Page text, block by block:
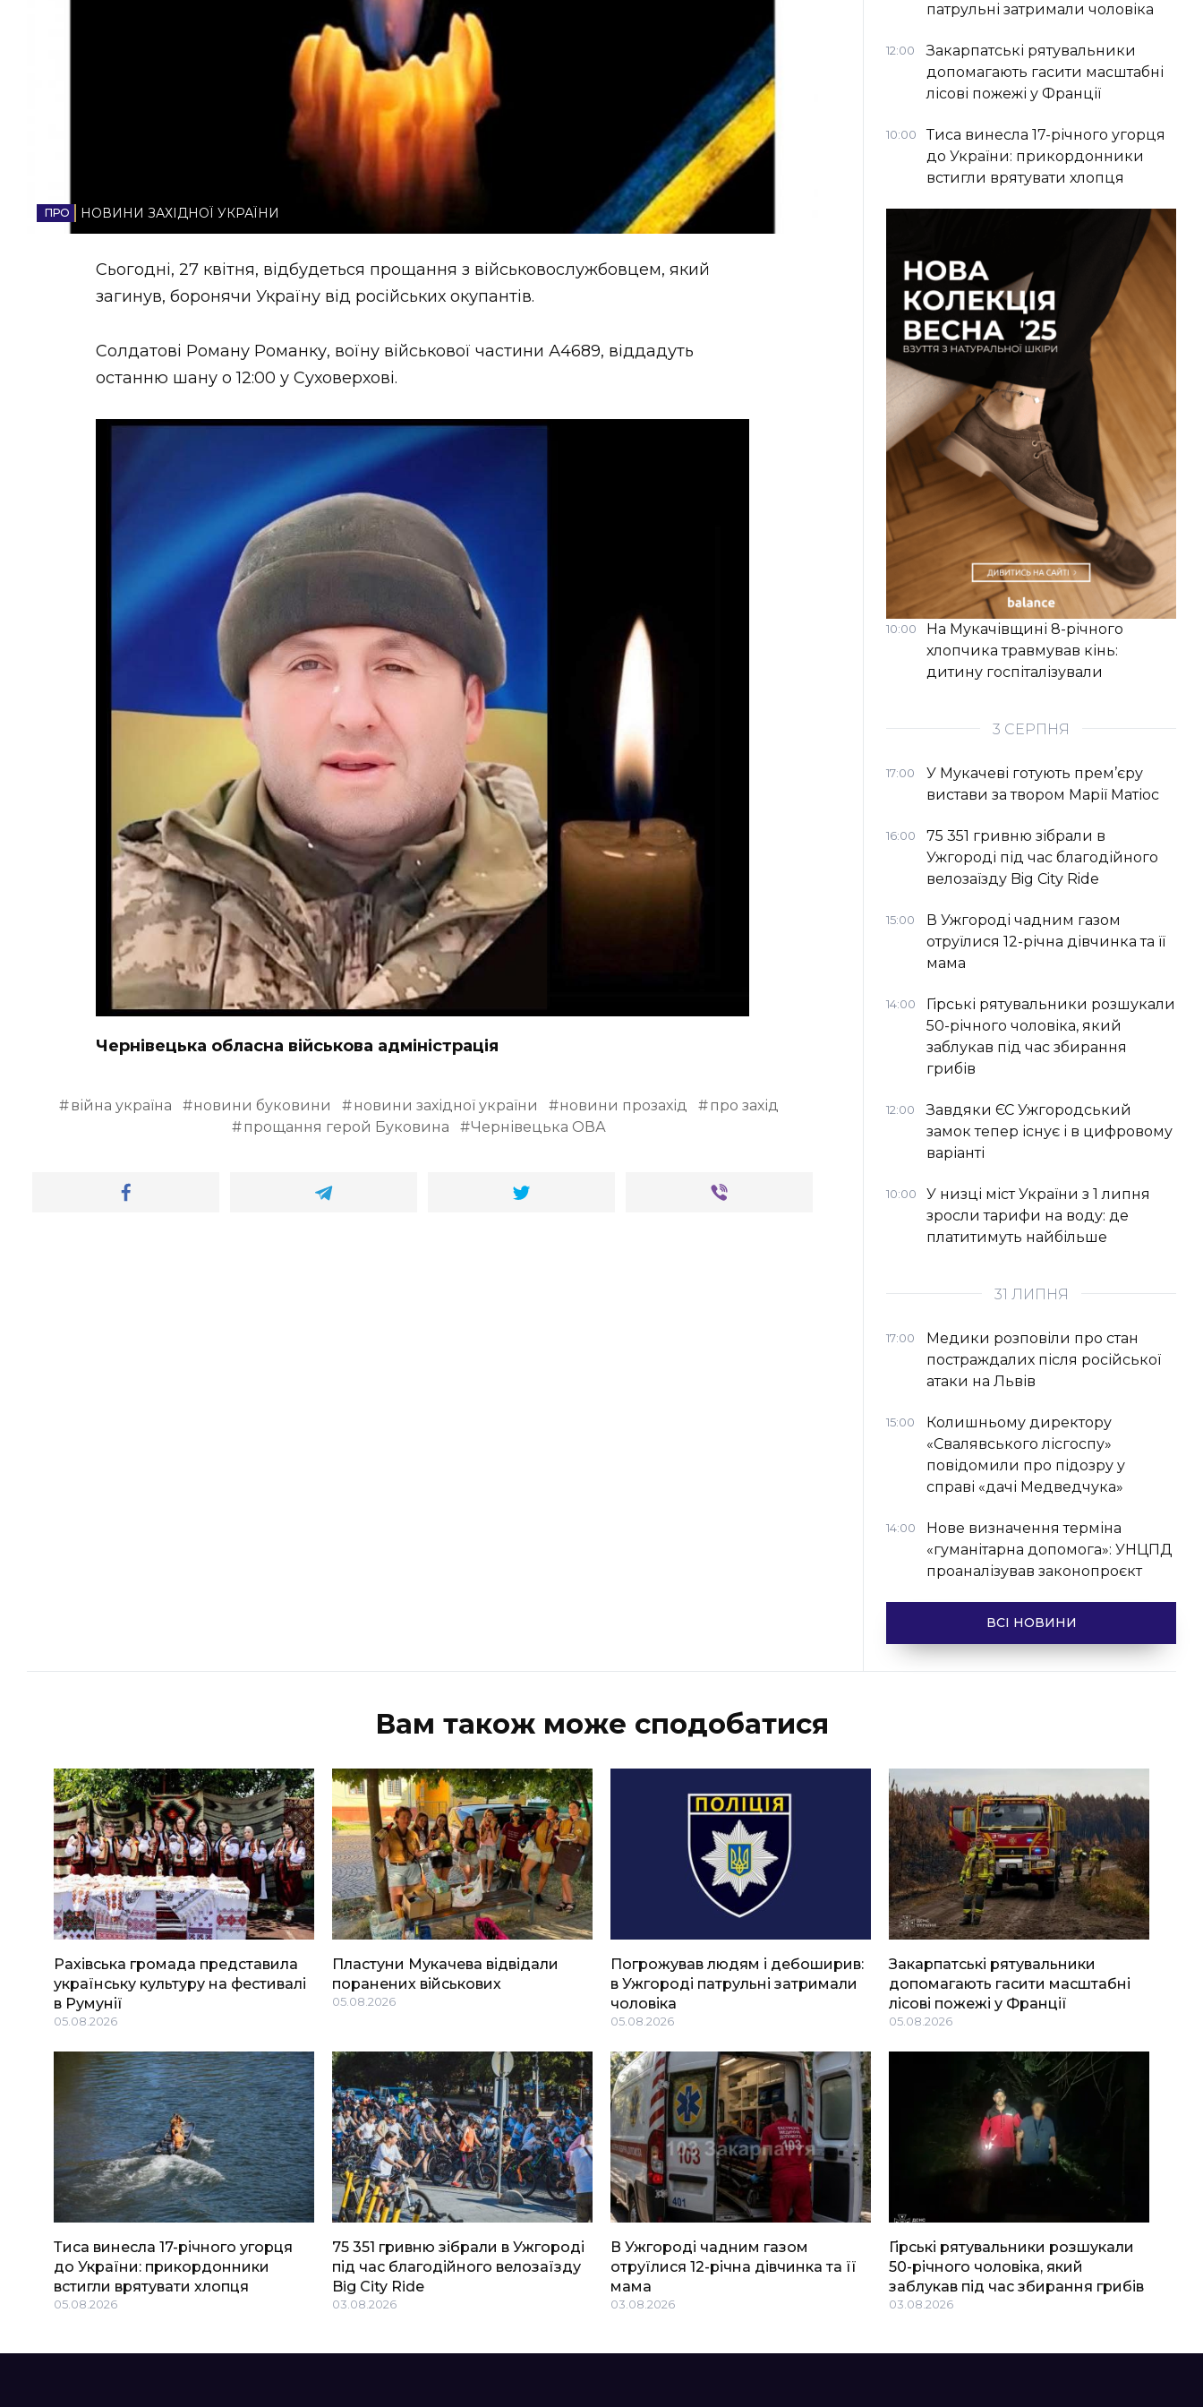
НОВИНИ ЗАХІДНОЇ УКРАЇНИ
ВІДЕОНОВИНИ ЗАХІДНОЇ УКРАЇНИ
Сьогодні, 27 квітня, відбудеться прощання з військовослужбовцем, який
загинув, боронячи Україну від російських окупантів.
Солдатові Роману Романку, воїну військової частини А4689, віддадуть
останню шану о 12:00 у Суховерхові.
Чернівецька обласна військова адміністрація
війна україна новини буковини новини західної україни новини прозахід
про захід
прощання герой Буковина
Чернівецька ОВА
патрульні затримали чоловіка
12:00
Закарпатські рятувальники
допомагають гасити масштабні
лісові пожежі у Франції
10:00
Тиса винесла 17-річного угорця
до України: прикордонники
встигли врятувати хлопця
10:00
На Мукачівщині 8-річного
хлопчика травмував кінь:
дитину госпіталізували
3 СЕРПНЯ
17:00
У Мукачеві готують прем’єру
вистави за твором Марії Матіос
16:00
75 351 гривню зібрали в
Ужгороді під час благодійного
велозаїзду Big Сity Ride
15:00
В Ужгороді чадним газом
отруїлися 12-річна дівчинка та її
мама
14:00
Гірські рятувальники розшукали
50-річного чоловіка, який
заблукав під час збирання
грибів
12:00
Завдяки ЄС Ужгородський
замок тепер існує і в цифровому
варіанті
10:00
У низці міст України з 1 липня
зросли тарифи на воду: де
платитимуть найбільше
31 ЛИПНЯ
17:00
Медики розповіли про стан
постраждалих після російської
атаки на Львів
15:00
Колишньому директору
«Свалявського лісгоспу»
повідомили про підозру у
справі «дачі Медведчука»
14:00
Нове визначення терміна
«гуманітарна допомога»: УНЦПД
проаналізував законопроєкт
ВСІ НОВИНИ
Вам також може сподобатися
Рахівська громада представила
українську культуру на фестивалі
в Румунії
05.08.2026
Пластуни Мукачева відвідали
поранених військових
05.08.2026
Погрожував людям і дебоширив:
в Ужгороді патрульні затримали
чоловіка
05.08.2026
Закарпатські рятувальники
допомагають гасити масштабні
лісові пожежі у Франції
05.08.2026
Тиса винесла 17-річного угорця
до України: прикордонники
встигли врятувати хлопця
05.08.2026
75 351 гривню зібрали в Ужгороді
під час благодійного велозаїзду
Big Сity Ride
03.08.2026
В Ужгороді чадним газом
отруїлися 12-річна дівчинка та її
мама
03.08.2026
Гірські рятувальники розшукали
50-річного чоловіка, який
заблукав під час збирання грибів
03.08.2026